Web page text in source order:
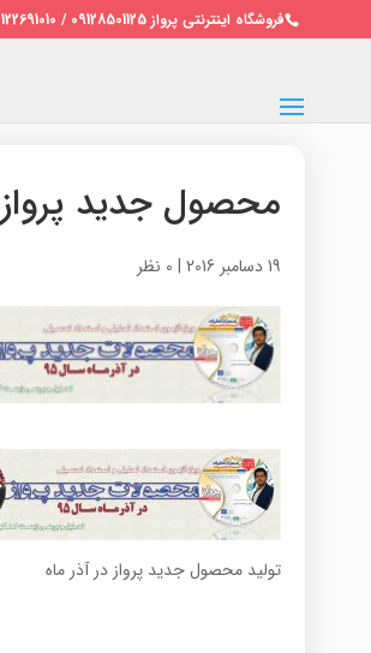
فروشگاه اینترنتی پرواز 09128501125 / 02122691010
محصول جدید پرواز
19 دسامبر 2016 | 0 نظر
تولید محصول جدید پرواز در آذر ماه